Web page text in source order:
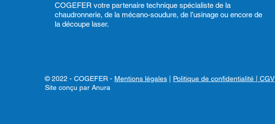
COGEFER votre partenaire technique spécialiste de la
chaudronnerie, de la mécano-soudure, de l’usinage ou encore de
la découpe laser.
© 2022 - COGEFER - Mentions légales | Politique de confidentialité | CGV
Site conçu parAnura